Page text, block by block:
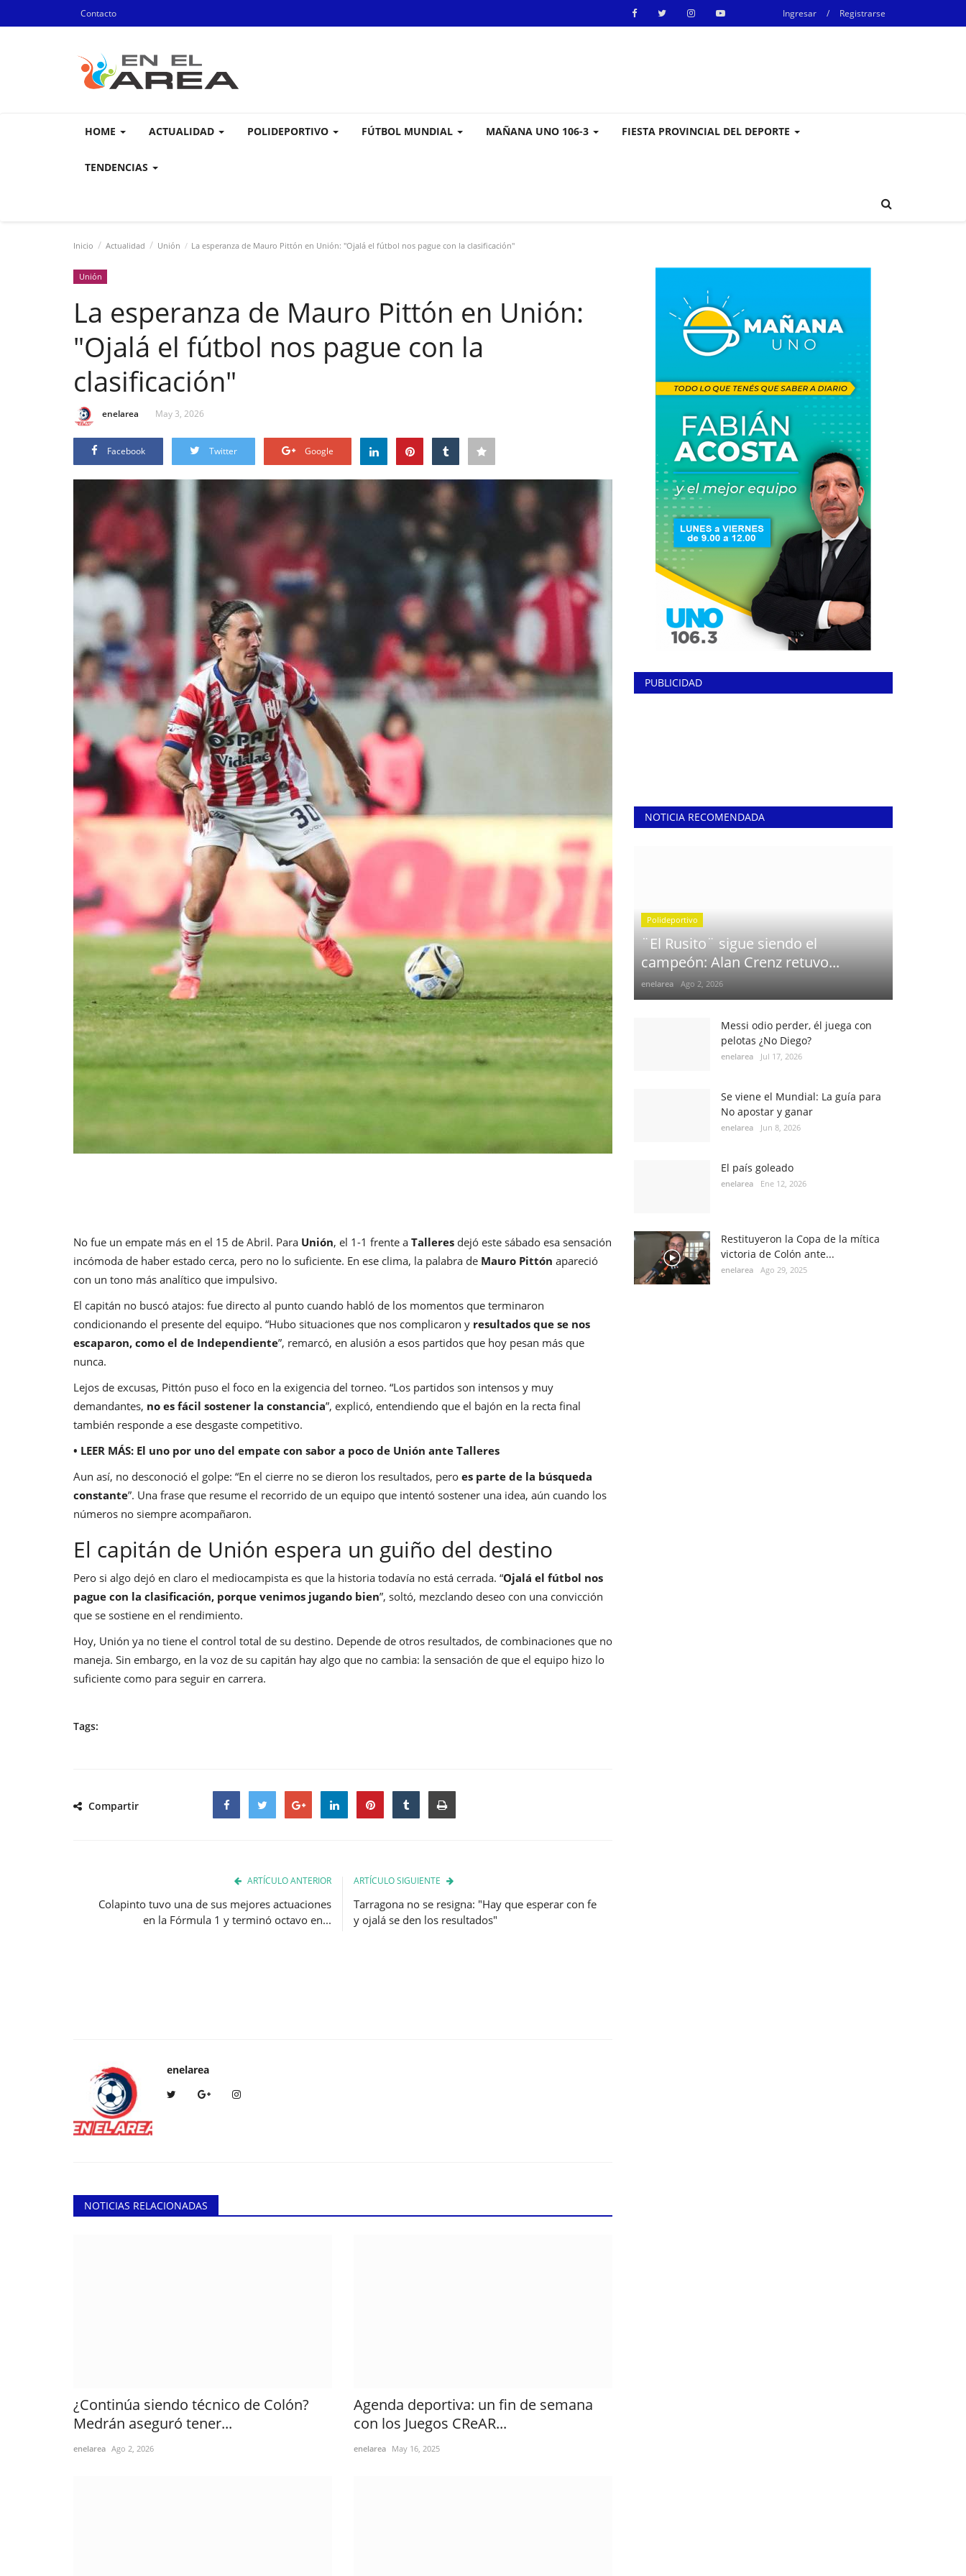
Contacto Ingresar / Registrarse
HOME ACTUALIDAD POLIDEPORTIVO FÚTBOL MUNDIAL MAÑANA UNO 106-3 FIESTA PROVINCIAL DEL DEPORTE
TENDENCIAS
Inicio Actualidad Unión La esperanza de Mauro Pittón en Unión: "Ojalá el fútbol nos pague con la clasificación"
Unión
La esperanza de Mauro Pittón en Unión:
"Ojalá el fútbol nos pague con la
clasificación"
enelarea May 3, 2026
Facebook Twitter Google
No fue un empate más en el 15 de Abril. Para Unión, el 1-1 frente a Talleres dejó este sábado esa sensación
incómoda de haber estado cerca, pero no lo suficiente. En ese clima, la palabra de Mauro Pittón apareció
con un tono más analítico que impulsivo.
El capitán no buscó atajos: fue directo al punto cuando habló de los momentos que terminaron
condicionando el presente del equipo. “Hubo situaciones que nos complicaron y resultados que se nos
escaparon, como el de Independiente”, remarcó, en alusión a esos partidos que hoy pesan más que
nunca.
Lejos de excusas, Pittón puso el foco en la exigencia del torneo. “Los partidos son intensos y muy
demandantes, no es fácil sostener la constancia”, explicó, entendiendo que el bajón en la recta final
también responde a ese desgaste competitivo.
• LEER MÁS: El uno por uno del empate con sabor a poco de Unión ante Talleres
Aun así, no desconoció el golpe: “En el cierre no se dieron los resultados, pero es parte de la búsqueda
constante”. Una frase que resume el recorrido de un equipo que intentó sostener una idea, aún cuando los
números no siempre acompañaron.
El capitán de Unión espera un guiño del destino
Pero si algo dejó en claro el mediocampista es que la historia todavía no está cerrada. “Ojalá el fútbol nos
pague con la clasificación, porque venimos jugando bien”, soltó, mezclando deseo con una convicción
que se sostiene en el rendimiento.
Hoy, Unión ya no tiene el control total de su destino. Depende de otros resultados, de combinaciones que no
maneja. Sin embargo, en la voz de su capitán hay algo que no cambia: la sensación de que el equipo hizo lo
suficiente como para seguir en carrera.
Tags:
Compartir
ARTÍCULO ANTERIOR
Colapinto tuvo una de sus mejores actuaciones
en la Fórmula 1 y terminó octavo en...
ARTÍCULO SIGUIENTE
Tarragona no se resigna: "Hay que esperar con fe
y ojalá se den los resultados"
enelarea
NOTICIAS RELACIONADAS
¿Continúa siendo técnico de Colón?
Medrán aseguró tener...
enelarea Ago 2, 2026
Agenda deportiva: un fin de semana
con los Juegos CReAR...
enelarea May 16, 2025
PUBLICIDAD
NOTICIA RECOMENDADA
Polideportivo
¨El Rusito¨ sigue siendo el
campeón: Alan Crenz retuvo...
enelarea Ago 2, 2026
Messi odio perder, él juega con
pelotas ¿No Diego?
enelarea Jul 17, 2026
Se viene el Mundial: La guía para
No apostar y ganar
enelarea Jun 8, 2026
El país goleado
enelarea Ene 12, 2026
Restituyeron la Copa de la mítica
victoria de Colón ante...
enelarea Ago 29, 2025